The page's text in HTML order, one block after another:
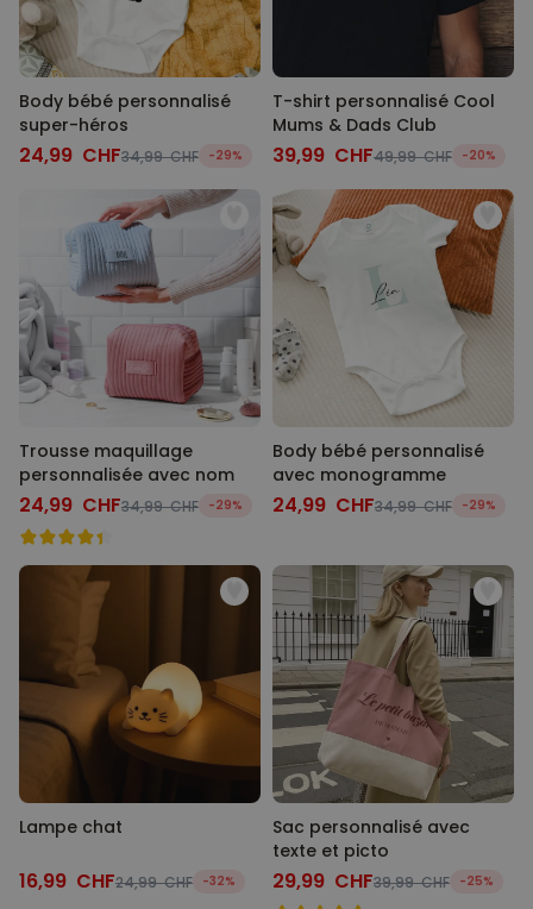
Body bébé personnalisé
super-héros
24,99 CHF34,99 CHF -29%
T-shirt personnalisé Cool
Mums & Dads Club
39,99 CHF49,99 CHF -20%
Trousse maquillage
personnalisée avec nom
24,99 CHF34,99 CHF -29%
Body bébé personnalisé
avec monogramme
24,99 CHF34,99 CHF -29%
Lampe chat
16,99 CHF24,99 CHF -32%
Sac personnalisé avec
texte et picto
29,99 CHF39,99 CHF -25%